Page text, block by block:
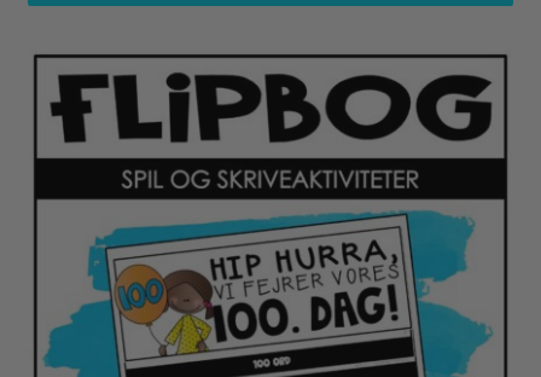
CHILD
LICENSER
EXPAND
CHILD
MENU
FONTE